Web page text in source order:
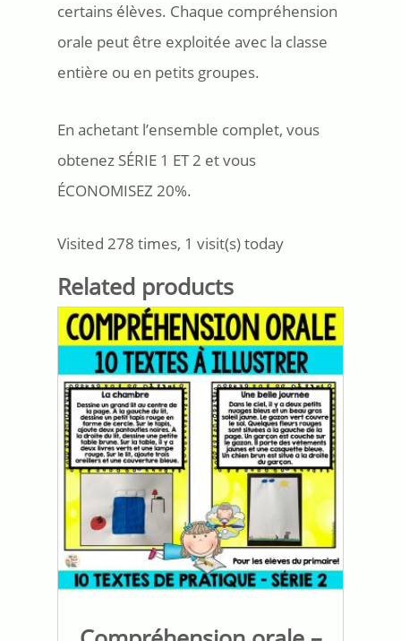
certains élèves. Chaque compréhension
orale peut être exploitée avec la classe
entière ou en petits groupes.
En achetant l’ensemble complet, vous
obtenez SÉRIE 1 ET 2 et vous
ÉCONOMISEZ 20%.
Visited 278 times, 1 visit(s) today
Related products